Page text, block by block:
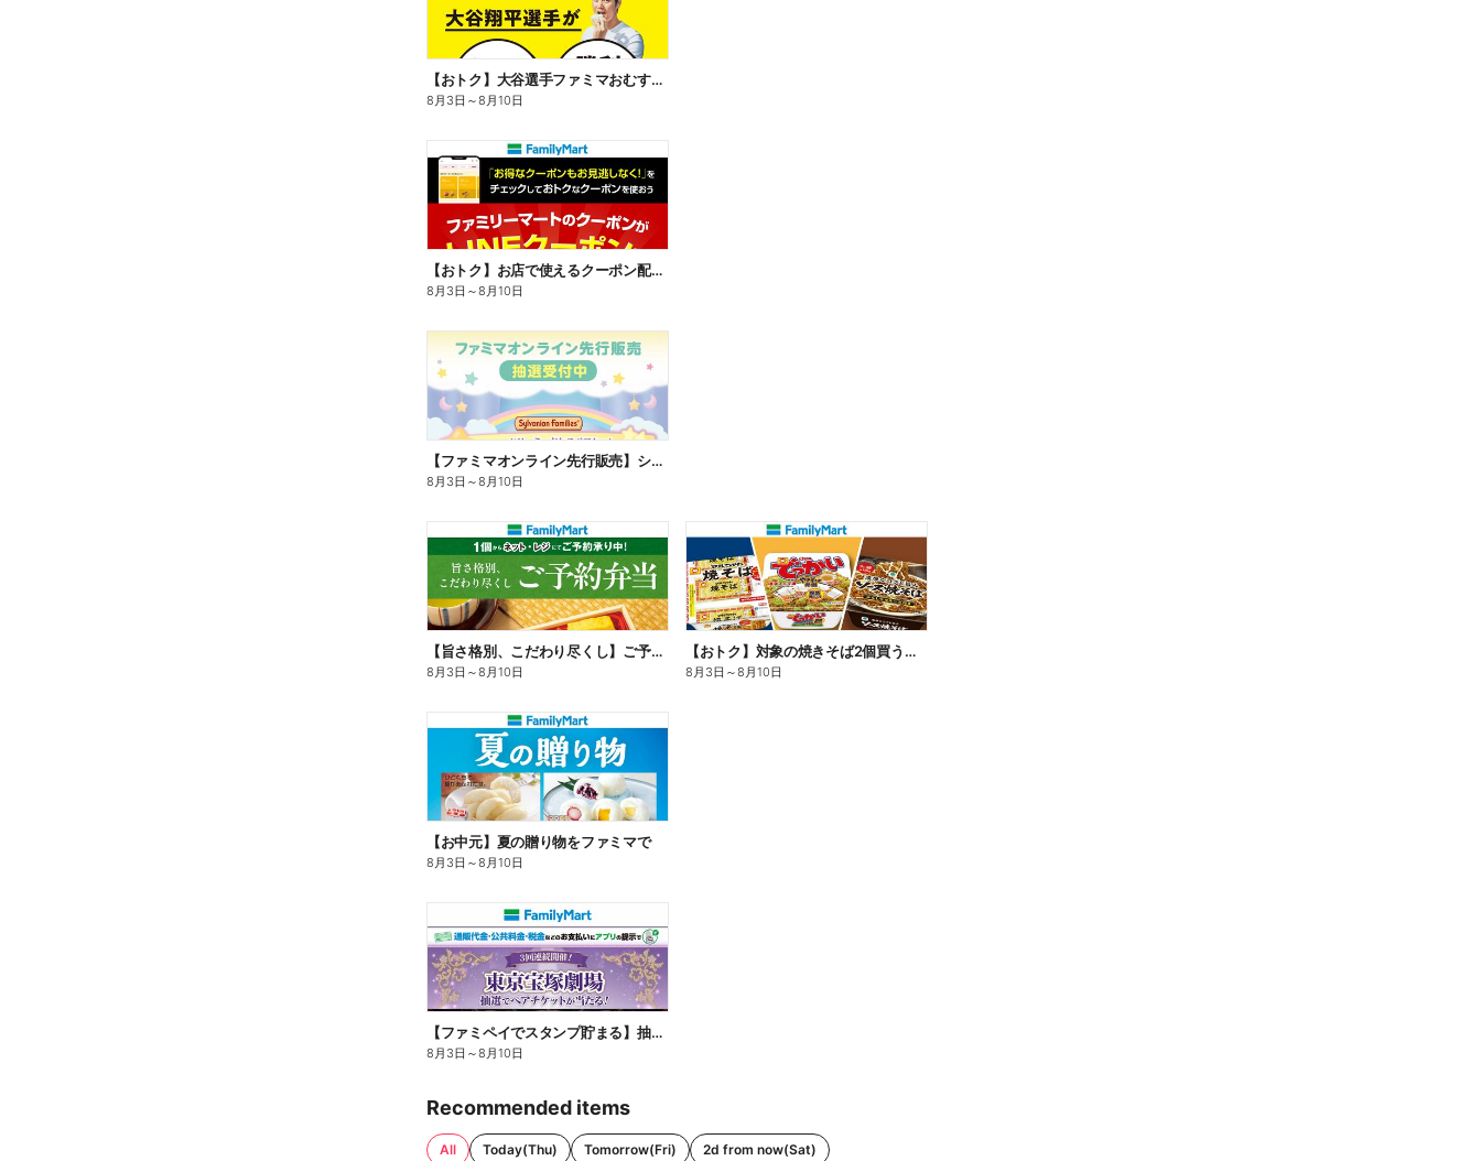
【おトク】大谷選手ファミマおむすび割
8月3日 ～8月10日
【おトク】お店で使えるクーポン配信中
8月3日 ～8月10日
【ファミマオンライン先行販売】シルバニアファミリー
8月3日 ～8月10日
【旨さ格別、こだわり尽くし】ご予約弁当
8月3日 ～8月10日
【おトク】対象の焼きそば2個買うと100円引き!
8月3日 ～8月10日
【お中元】夏の贈り物をファミマで
8月3日 ～8月10日
【ファミペイでスタンプ貯まる】抽選でペアチケットが当たる!
8月3日 ～8月10日
Recommended items
All Today(Thu) Tomorrow(Fri) 2d from now(Sat)